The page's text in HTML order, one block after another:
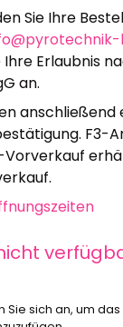
Sie Ihre
Ihre Erlaubnis
an.
anschließend
F3-
Vorverkauf
Sie sich an, um das